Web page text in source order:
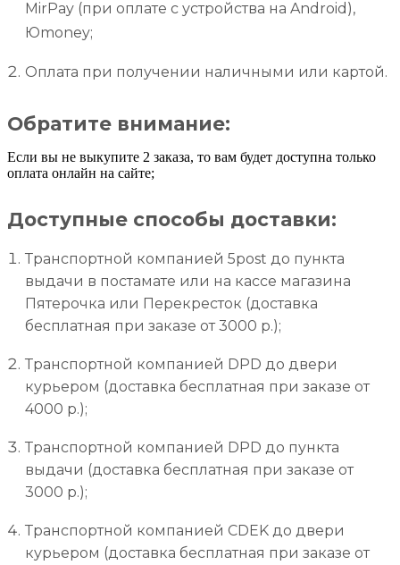
MirPay (при оплате с устройства на Android),
Юmoney;
Оплата при получении наличными или картой.
Обратите внимание:
Если вы не выкупите 2 заказа, то вам будет доступна только
оплата онлайн на сайте;
Доступные способы доставки:
Транспортной компанией 5post до пункта
выдачи в постамате или на кассе магазина
Пятерочка или Перекресток (доставка
бесплатная при заказе от 3000 р.);
Транспортной компанией DPD до двери
курьером (доставка бесплатная при заказе от
4000 р.);
Транспортной компанией DPD до пункта
выдачи (доставка бесплатная при заказе от
3000 р.);
Транспортной компанией CDEK до двери
курьером (доставка бесплатная при заказе от